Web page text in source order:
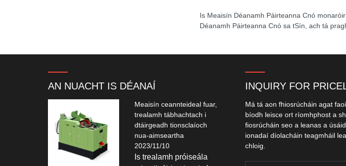
Is Meaisín Déanamh Páirteanna Cnó
Déanamh Páirteanna Cnó sa tSín, ach tá
AN NUACHT IS DÉANAÍ
Meaisín ceannteideal fuar,
trealamh tábhachtach i
dtáirgeadh tionsclaíoch
nua-aimseartha
2023/11/10
Is trealamh próiseála
INQUIRY FOR
Má tá aon fhiosrúcháin agat
bíodh leisce ort ríomhphost a
fiosrúcháin seo a leanas a
ionadaí díolacháin teagmháil
chloig.